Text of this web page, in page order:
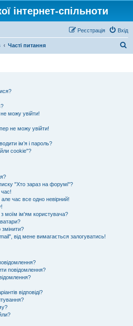
інтернет-спільноти
Вхід
Реєстрація
Часті питання
можу увійти!
не можу увійти!
ім’я і пароль?
cookie"?
"Хто зараз на форумі"?
час все одно невірний!
моїм ім'ям користувача?
від мене вимагається залогуватись!
повідомлення?
відповіді?